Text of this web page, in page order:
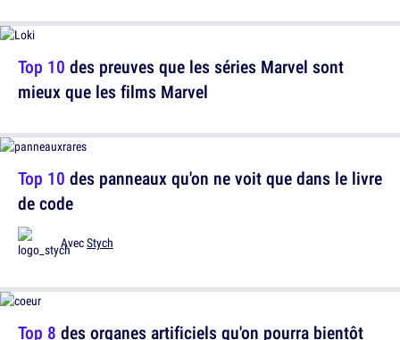
Top 10 des preuves que les séries Marvel sont
mieux que les films Marvel
Top 8 des organes artificiels qu'on pourra bientôt
Top 10 des panneaux qu'on ne voit que dans le livre
de code
AvecStych